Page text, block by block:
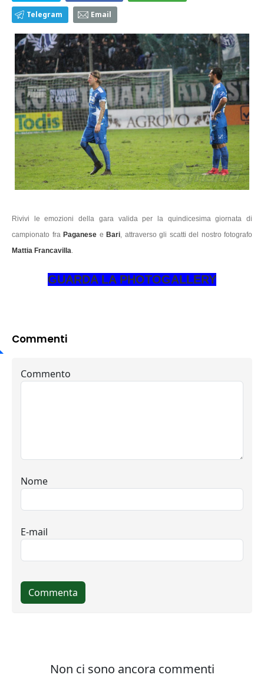
Telegram Email
Rivivi le emozioni della gara valida per la quindicesima giornata di
campionato fra Paganese e Bari, attraverso gli scatti del nostro fotografo
Mattia Francavilla.
GUARDA LA PHOTOGALLERY
Commenti